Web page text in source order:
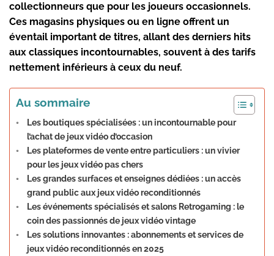
collectionneurs que pour les joueurs occasionnels.
Ces magasins physiques ou en ligne offrent un
éventail important de titres, allant des derniers hits
aux classiques incontournables, souvent à des tarifs
nettement inférieurs à ceux du neuf.
Au sommaire
Les boutiques spécialisées : un incontournable pour
l’achat de jeux vidéo d’occasion
Les plateformes de vente entre particuliers : un vivier
pour les jeux vidéo pas chers
Les grandes surfaces et enseignes dédiées : un accès
grand public aux jeux vidéo reconditionnés
Les événements spécialisés et salons Retrogaming : le
coin des passionnés de jeux vidéo vintage
Les solutions innovantes : abonnements et services de
jeux vidéo reconditionnés en 2025